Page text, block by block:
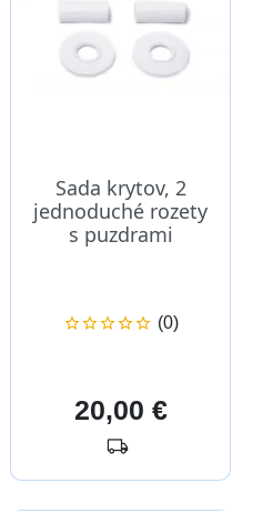
Sada krytov, 2
jednoduché rozety
s puzdrami
 (0)
Cena
20,00 €
local_shipping